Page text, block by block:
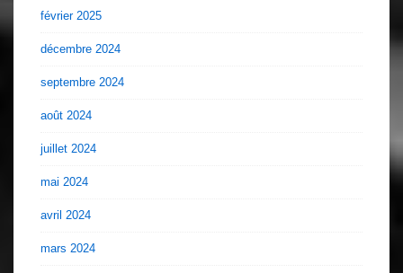
février 2025
décembre 2024
septembre 2024
août 2024
juillet 2024
mai 2024
avril 2024
mars 2024